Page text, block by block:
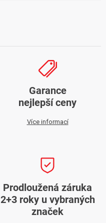
Garance
nejlepší ceny
Více informací
Prodloužená záruka
2+3 roky u vybraných
značek